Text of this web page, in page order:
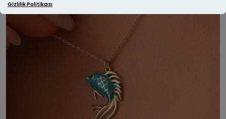
Gizlilik Politikası